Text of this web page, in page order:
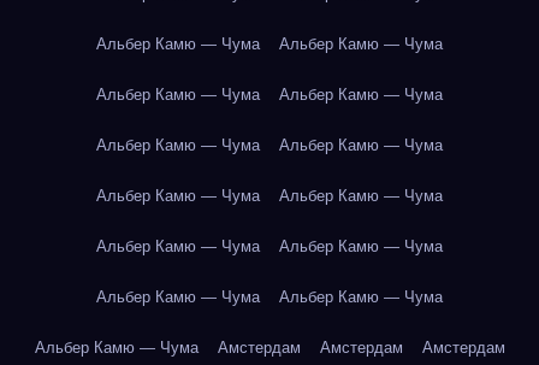
Альбер Камю — Чума Альбер Камю — Чума
Альбер Камю — Чума Альбер Камю — Чума
Альбер Камю — Чума Альбер Камю — Чума
Альбер Камю — Чума Альбер Камю — Чума
Альбер Камю — Чума Альбер Камю — Чума
Альбер Камю — Чума Альбер Камю — Чума
Альбер Камю — Чума Амстердам Амстердам Амстердам